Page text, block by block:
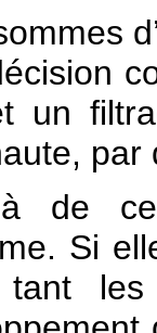
un
de
Si
tant